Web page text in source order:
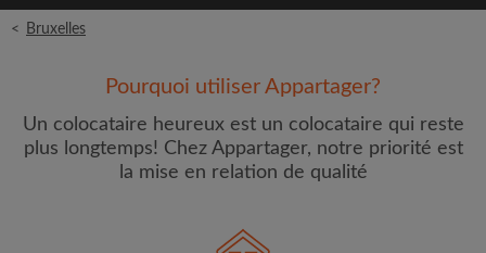
< Bruxelles
Pourquoi utiliser Appartager?
Un colocataire heureux est un colocataire qui reste
plus longtemps! Chez Appartager, notre priorité est
la mise en relation de qualité